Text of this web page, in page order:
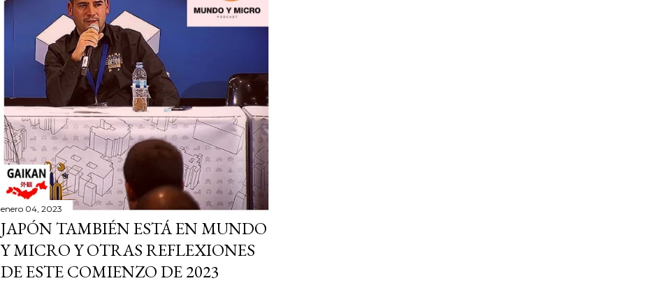
enero 04, 2023
JAPÓN TAMBIÉN ESTÁ EN MUNDO
Y MICRO Y OTRAS REFLEXIONES
DE ESTE COMIENZO DE 2023